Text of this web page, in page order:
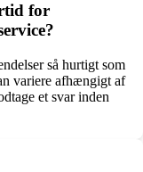
for
så hurtigt som
variere afhængigt af
et svar inden